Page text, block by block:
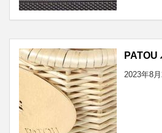
PATOU
2023年8月